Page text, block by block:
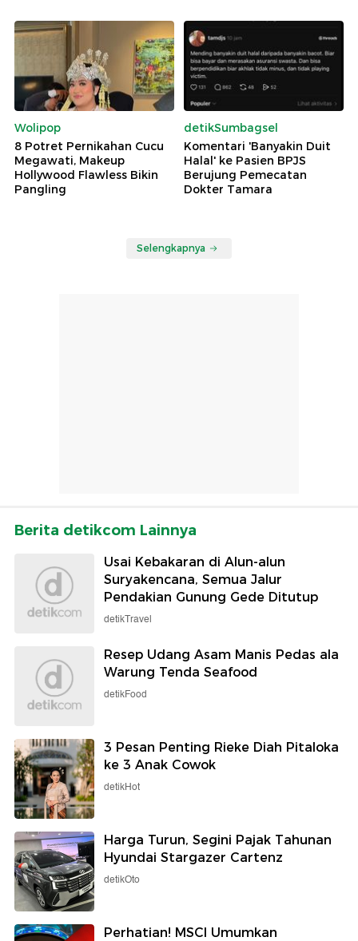
Wolipop
8 Potret Pernikahan Cucu
Megawati, Makeup
Hollywood Flawless Bikin
Pangling
detikSumbagsel
Komentari 'Banyakin Duit
Halal' ke Pasien BPJS
Berujung Pemecatan
Dokter Tamara
Selengkapnya
Berita detikcom Lainnya
Usai Kebakaran di Alun-alun
Suryakencana, Semua Jalur
Pendakian Gunung Gede Ditutup
detikTravel
Resep Udang Asam Manis Pedas ala
Warung Tenda Seafood
detikFood
3 Pesan Penting Rieke Diah Pitaloka
ke 3 Anak Cowok
detikHot
Harga Turun, Segini Pajak Tahunan
Hyundai Stargazer Cartenz
detikOto
Perhatian! MSCI Umumkan